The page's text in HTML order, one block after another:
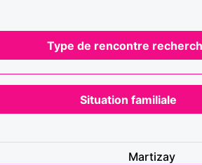
Type de rencontre
Situation familiale
Martizay